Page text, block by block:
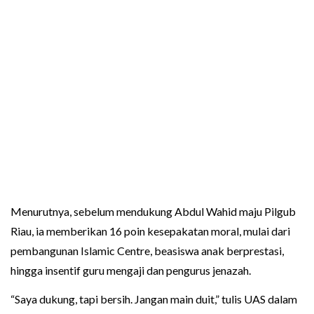
Menurutnya, sebelum mendukung Abdul Wahid maju Pilgub
Riau, ia memberikan 16 poin kesepakatan moral, mulai dari
pembangunan Islamic Centre, beasiswa anak berprestasi,
hingga insentif guru mengaji dan pengurus jenazah.
“Saya dukung, tapi bersih. Jangan main duit,” tulis UAS dalam